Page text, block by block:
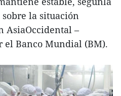
la situación
AsiaOccidental –
el Banco Mundial (BM).